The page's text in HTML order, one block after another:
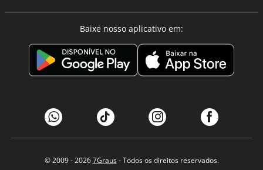
Baixe nosso aplicativo em:
© 2009 - 20267Graus- Todos os direitos reservados.